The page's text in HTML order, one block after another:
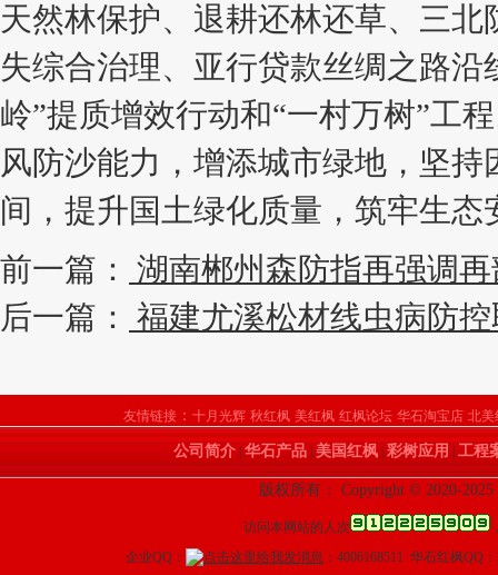
天然林保护、退耕还林还草、三
失综合治理、亚行贷款丝绸之路
岭”提质增效行动和“一村万树”工
风防沙能力，增添城市绿地，坚
间，提升国土绿化质量，筑牢生态
前一篇：
湖南郴州森防指再强调
后一篇：
福建尤溪松材线虫病防
友情链接 ： 十月光辉 秋红枫 美红枫 红枫论坛 华石淘宝店 北美
公司简介 华石产品 美国红枫 彩树应用 工程
版权所有： Copyright © 2020-
访问本网站的人次
企业QQ：
：4006168511 华石红枫QQ